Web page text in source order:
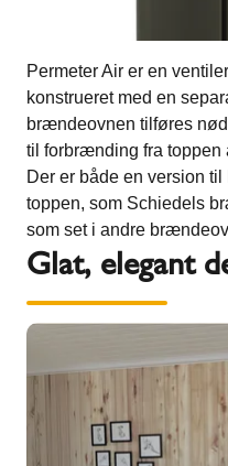
Permeter Air er en
konstrueret med en
brændeovnen tilføres
til forbrænding fra toppen
Der er både en version
toppen, som Schiedels
som set i andre
Glat, elegant